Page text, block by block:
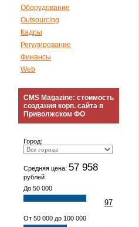
Оборудование
Outsourcing
Кадры
Регулирование
Финансы
Web
CMS Magazine: стоимость
создания корп. сайта в
Приволжском ФО
Город:
Средняя цена: 57 958
рублей
До 50 000
97
От 50 000 до 100 000